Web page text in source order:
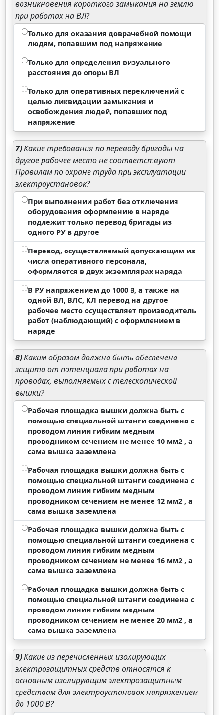
возникновения короткого замыкания на землю
при работах на ВЛ?
Только для оказания доврачебной помощи
людям, попавшим под напряжение
Только для определения визуального
расстояния до опоры ВЛ
Только для оперативных переключений с
целью ликвидации замыкания и
освобождения людей, попавших под
напряжение
7)Какие требования по переводу бригады на
другое рабочее место не соответствуют
Правилам по охране труда при эксплуатации
электроустановок?
При выполнении работ без отключения
оборудования оформлению в наряде
подлежит только перевод бригады из
одного РУ в другое
Перевод, осуществляемый допускающим из
числа оперативного персонала,
оформляется в двух экземплярах наряда
В РУ напряжением до 1000 В, а также на
одной ВЛ, ВЛС, КЛ перевод на другое
рабочее место осуществляет производитель
работ (наблюдающий) с оформлением в
наряде
8)Каким образом должна быть обеспечена
защита от потенциала при работах на
проводах, выполняемых с телескопической
вышки?
Рабочая площадка вышки должна быть с
помощью специальной штанги соединена с
проводом линии гибким медным
проводником сечением не менее 10 мм2 , а
сама вышка заземлена
Рабочая площадка вышки должна быть с
помощью специальной штанги соединена с
проводом линии гибким медным
проводником сечением не менее 12 мм2 , а
сама вышка заземлена
Рабочая площадка вышки должна быть с
помощью специальной штанги соединена с
проводом линии гибким медным
проводником сечением не менее 16 мм2 , а
сама вышка заземлена
Рабочая площадка вышки должна быть с
помощью специальной штанги соединена с
проводом линии гибким медным
проводником сечением не менее 20 мм2 , а
сама вышка заземлена
9)Какие из перечисленных изолирующих
электрозащитных средств относятся к
основным изолирующим электрозащитным
средствам для электроустановок напряжением
до 1000 В?